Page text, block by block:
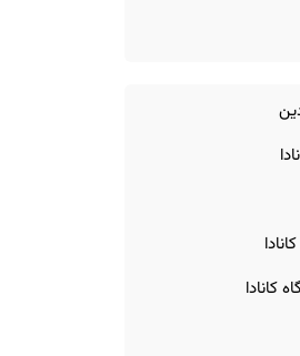
کانادا